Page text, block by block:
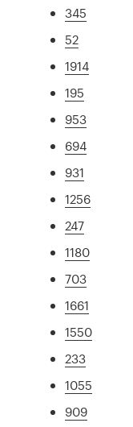
345
52
1914
195
953
694
931
1256
247
1180
703
1661
1550
233
1055
909